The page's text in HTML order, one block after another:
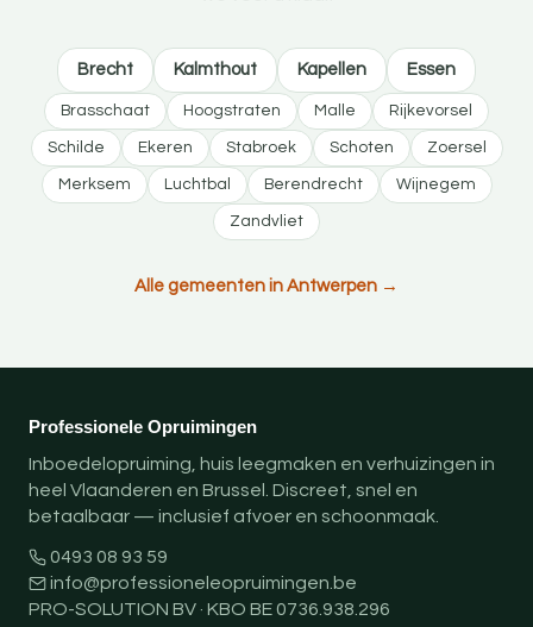
Brecht Kalmthout Kapellen Essen
Brasschaat Hoogstraten Malle Rijkevorsel
Schilde Ekeren Stabroek Schoten Zoersel
Merksem Luchtbal Berendrecht Wijnegem
Zandvliet
Alle gemeenten in Antwerpen →
Professionele Opruimingen
Inboedelopruiming, huis leegmaken en verhuizingen in
heel Vlaanderen en Brussel. Discreet, snel en
betaalbaar — inclusief afvoer en schoonmaak.
0493 08 93 59
info@professioneleopruimingen.be
PRO-SOLUTION BV · KBO BE 0736.938.296